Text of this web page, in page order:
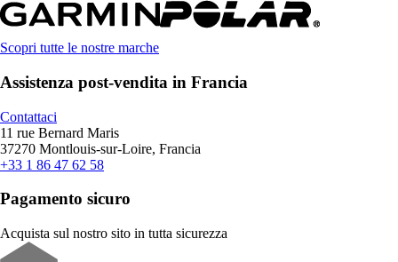
Scopri tutte le nostre marche
Assistenza post-vendita in Francia
Contattaci
11 rue Bernard Maris
37270 Montlouis-sur-Loire, Francia
+33 1 86 47 62 58
Pagamento sicuro
Acquista sul nostro sito in tutta sicurezza